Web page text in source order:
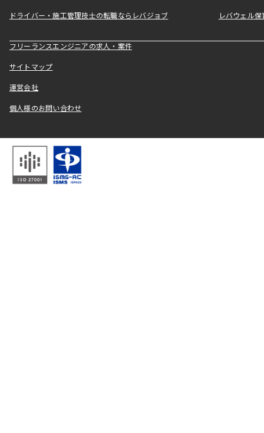
ドライバー・施工管理技士の転職ならレバジョブ レバウェル
フリーランスエンジニアの求人・案件
サイトマップ
運営会社
個人様のお問い合わせ